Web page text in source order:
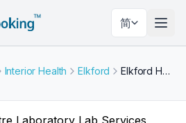
简
切换
Interior Health Elkford Elkford Health Centre Laboratory